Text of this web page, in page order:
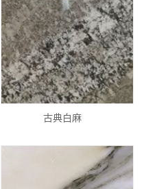
古典白麻